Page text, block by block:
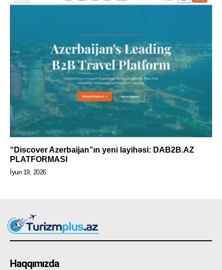
“Discover Azerbaijan”ın yeni layihəsi: DAB2B.AZ
PLATFORMASI
İyun 19, 2026
Haqqımızda